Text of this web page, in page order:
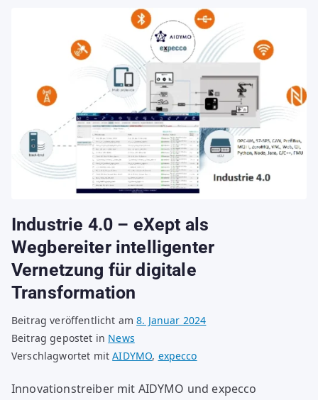
Industrie 4.0 – eXept als
Wegbereiter intelligenter
Vernetzung für digitale
Transformation
Beitrag veröffentlicht am8. Januar 2024
Beitrag gepostet in News
Verschlagwortet mitAIDYMO, expecco
Innovationstreiber mit AIDYMO und expecco